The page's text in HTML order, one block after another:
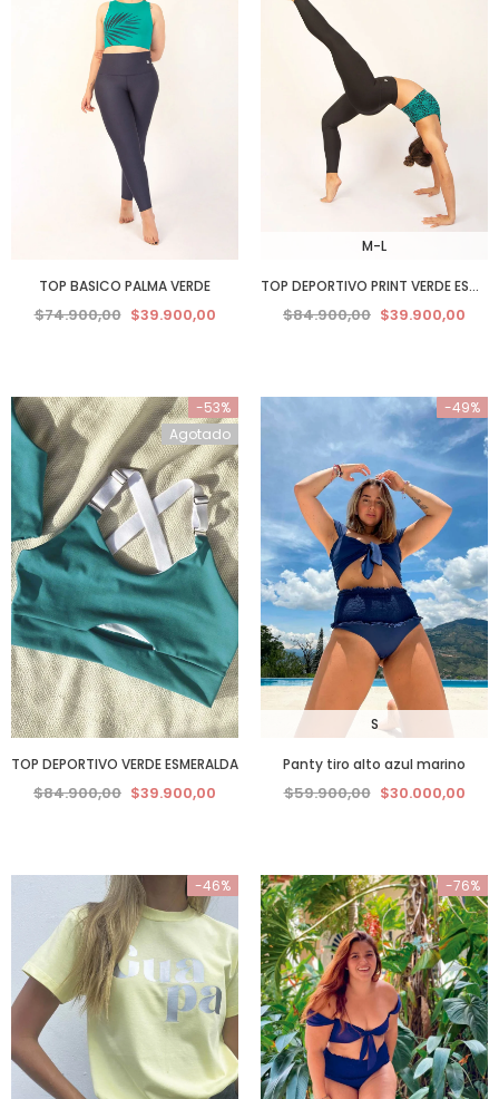
TOP BASICO PALMA VERDE
$74.900,00 $39.900,00
M-L
TOP DEPORTIVO PRINT VERDE ESMERALDA
$84.900,00 $39.900,00
-53%
Agotado
TOP DEPORTIVO VERDE ESMERALDA
$84.900,00 $39.900,00
-49%
S
Panty tiro alto azul marino
$59.900,00 $30.000,00
-46% -76%